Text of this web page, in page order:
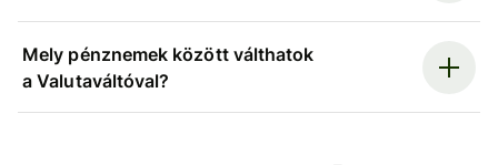
Mely pénznemek között válthatok
a Valutaváltóval?